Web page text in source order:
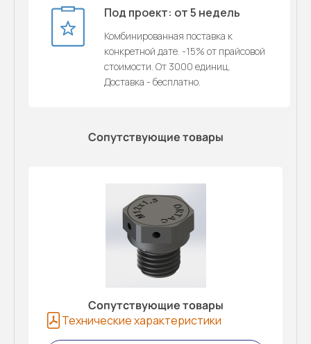
Под проект: от 5 недель
Комбинированная поставка к
конкретной дате. -15% от прайсовой
стоимости. От 3000 единиц.
Доставка - бесплатно.
Сопутствующие товары
Сопутствующие товары
Технические характеристики